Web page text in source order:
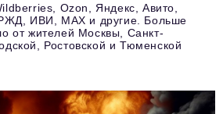
Ozon, Яндекс, Авито,
ИВИ, MAX и другие. Больше
от жителей Москвы, Санкт-
Ростовской и Тюменской